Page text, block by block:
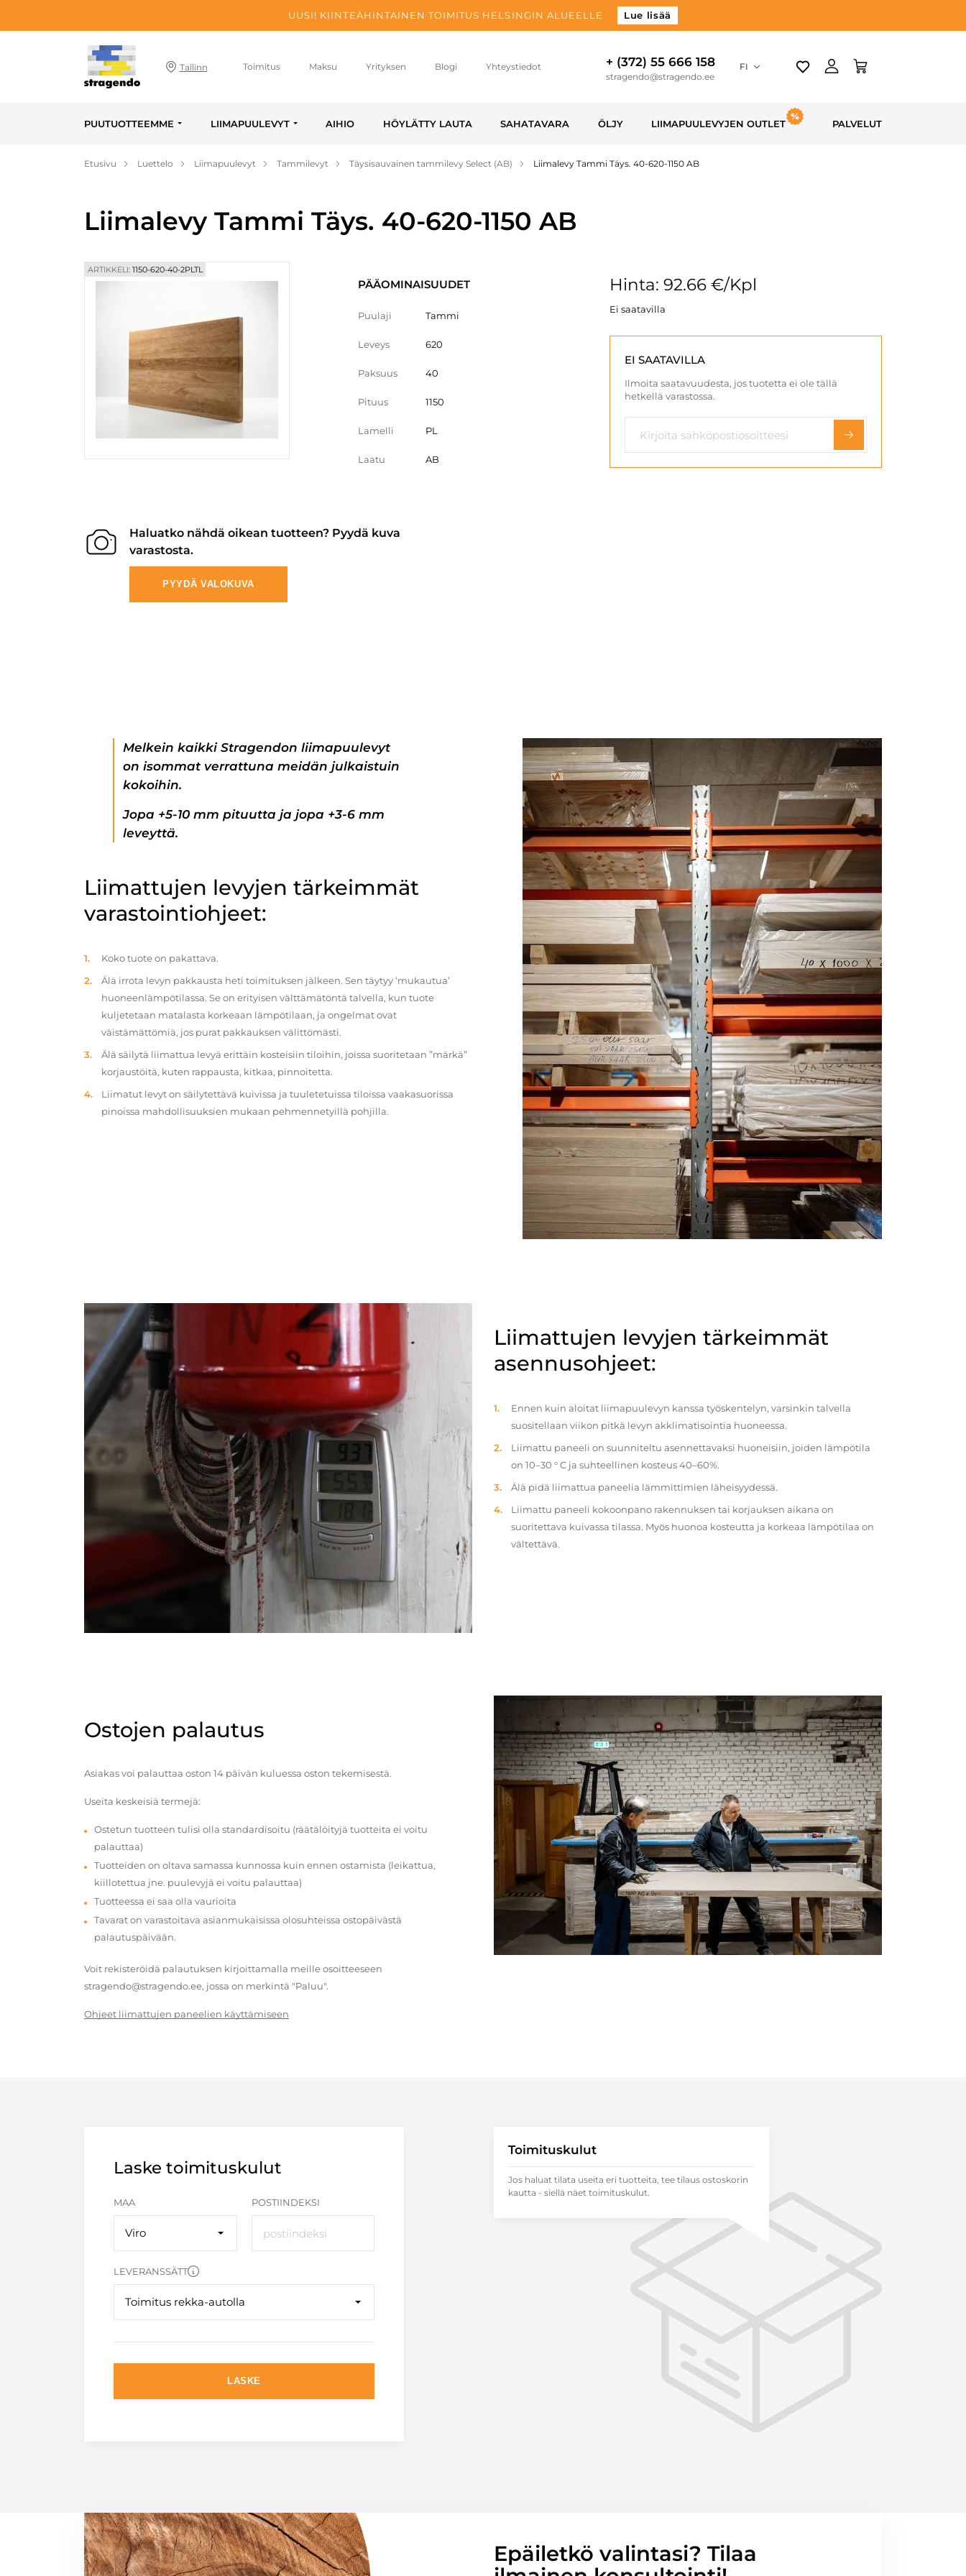
UUSI! KIINTEÄHINTAINEN TOIMITUS HELSINGIN ALUEELLE Lue lisää
Tallinn Toimitus Maksu Yrityksen Blogi Yhteystiedot + (372) 55 666 158
stragendo@stragendo.ee
FI
PUUTUOTTEEMME LIIMAPUULEVYT AIHIO HÖYLÄTTY LAUTA SAHATAVARA ÖLJY LIIMAPUULEVYJEN OUTLET PALVELUT
Etusivu Luettelo Liimapuulevyt Tammilevyt Täysisauvainen tammilevy Select (AB) Liimalevy Tammi Täys. 40-620-1150 AB
Liimalevy Tammi Täys. 40-620-1150 AB
ARTIKKELI: 1150-620-40-2PLTL
PÄÄOMINAISUUDET
Puulaji Tammi
Leveys 620
Paksuus 40
Pituus 1150
Lamelli PL
Laatu AB
Hinta: 92.66 €/Kpl
Ei saatavilla
EI SAATAVILLA
Ilmoita saatavuudesta, jos tuotetta ei ole tällä
hetkellä varastossa.
Haluatko nähdä oikean tuotteen? Pyydä kuva
varastosta.
PYYDÄ VALOKUVA
Melkein kaikki Stragendon liimapuulevyt
on isommat verrattuna meidän julkaistuin
kokoihin.
Jopa +5-10 mm pituutta ja jopa +3-6 mm
leveyttä.
Liimattujen levyjen tärkeimmät
varastointiohjeet:
Koko tuote on pakattava.
Älä irrota levyn pakkausta heti toimituksen jälkeen. Sen täytyy ‘mukautua’
huoneenlämpötilassa. Se on erityisen välttämätöntä talvella, kun tuote
kuljetetaan matalasta korkeaan lämpötilaan, ja ongelmat ovat
väistämättömiä, jos purat pakkauksen välittömästi.
Älä säilytä liimattua levyä erittäin kosteisiin tiloihin, joissa suoritetaan ”märkä”
korjaustöitä, kuten rappausta, kitkaa, pinnoitetta.
Liimatut levyt on säilytettävä kuivissa ja tuuletetuissa tiloissa vaakasuorissa
pinoissa mahdollisuuksien mukaan pehmennetyillä pohjilla.
Liimattujen levyjen tärkeimmät
asennusohjeet:
Ennen kuin aloitat liimapuulevyn kanssa työskentelyn, varsinkin talvella
suositellaan viikon pitkä levyn akklimatisointia huoneessa.
Liimattu paneeli on suunniteltu asennettavaksi huoneisiin, joiden lämpötila
on 10–30 ° C ja suhteellinen kosteus 40–60%.
Älä pidä liimattua paneelia lämmittimien läheisyydessä.
Liimattu paneeli kokoonpano rakennuksen tai korjauksen aikana on
suoritettava kuivassa tilassa. Myös huonoa kosteutta ja korkeaa lämpötilaa on
vältettävä.
Ostojen palautus
Asiakas voi palauttaa oston 14 päivän kuluessa oston tekemisestä.
Useita keskeisiä termejä:
Ostetun tuotteen tulisi olla standardisoitu (räätälöityjä tuotteita ei voitu
palauttaa)
Tuotteiden on oltava samassa kunnossa kuin ennen ostamista (leikattua,
kiillotettua jne. puulevyjä ei voitu palauttaa)
Tuotteessa ei saa olla vaurioita
Tavarat on varastoitava asianmukaisissa olosuhteissa ostopäivästä
palautuspäivään.
Voit rekisteröidä palautuksen kirjoittamalla meille osoitteeseen
stragendo@stragendo.ee, jossa on merkintä "Paluu".
Ohjeet liimattujen paneelien käyttämiseen
Laske toimituskulut
MAA
Viro
POSTIINDEKSI
LEVERANSSÄTT
Toimitus rekka-autolla
LASKE
Toimituskulut
Jos haluat tilata useita eri tuotteita, tee tilaus ostoskorin
kautta - siellä näet toimituskulut.
Epäiletkö valintasi? Tilaa